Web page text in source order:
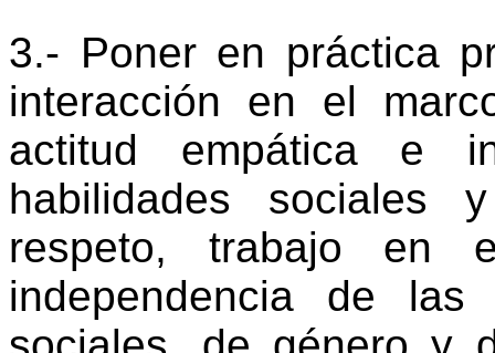
3.- Poner en práctica
interacción en el
actitud empática e
habilidades sociales
respeto, trabajo en
independencia de las